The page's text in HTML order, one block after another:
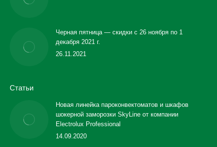
Черная пятница — скидки с 26 ноября по 1
декабря 2021 г.
26.11.2021
Статьи
Новая линейка пароконвектоматов и шкафов
шокерной заморозки SkyLine от компании
Electrolux Professional
14.09.2020